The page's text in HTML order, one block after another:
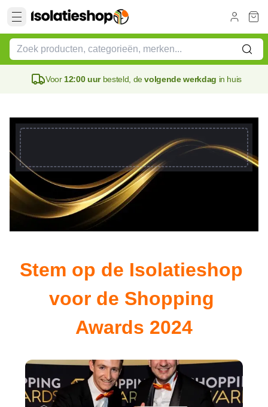
Voor 12:00 uurbesteld, devolgende werkdag in huis
Stem op de Isolatieshop
voor de Shopping
Awards 2024